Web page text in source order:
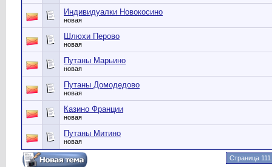
Индивидуалки Новокосино
новая
Шлюхи Перово
новая
Путаны Марьино
новая
Путаны Домодедово
новая
Казино Франции
новая
Путаны Митино
новая
Страница 111